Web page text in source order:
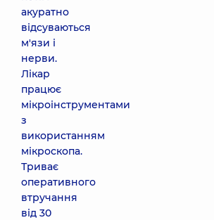
акуратно
відсуваються
м'язи і
нерви.
Лікар
працює
мікроінструментами
з
використанням
мікроскопа.
Триває
оперативного
втручання
від 30